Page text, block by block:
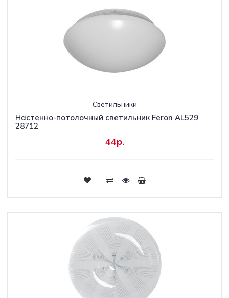
Светильники
Настенно-потолочный светильник Feron AL529
28712
44р.